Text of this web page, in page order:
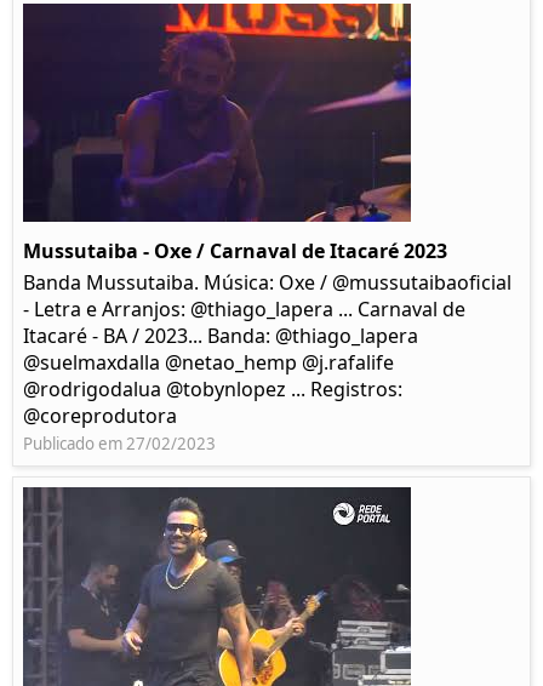
Mussutaiba - Oxe / Carnaval de Itacaré 2023
Banda Mussutaiba. Música: Oxe / @mussutaibaoficial
- Letra e Arranjos: @thiago_lapera ... Carnaval de
Itacaré - BA / 2023... Banda: @thiago_lapera
@suelmaxdalla @netao_hemp @j.rafalife
@rodrigodalua @tobynlopez ... Registros:
@coreprodutora
Publicado em 27/02/2023